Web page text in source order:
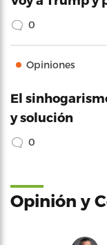
0
Opiniones
El
y solución
0
Opinión y